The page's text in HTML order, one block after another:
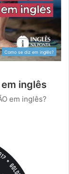
Como se diz em inglês?
em inglês
em inglês?